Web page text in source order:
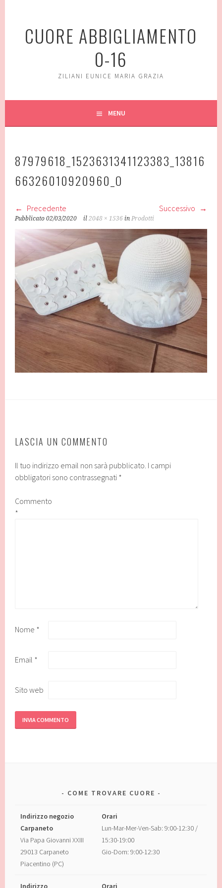
contenutoCUORE ABBIGLIAMENTO
0-16
ZILIANI EUNICE MARIA GRAZIA
MENU
87979618_1523631341123383_13816
66326010920960_O
Precedente Successivo
Pubblicato02/03/2020 il2048 × 1536 inProdotti
LASCIA UN COMMENTO
Il tuo indirizzo email non sarà pubblicato. I campi
obbligatori sono contrassegnati *
Commento
*
Nome *
Email *
Sito web
COME TROVARE CUORE
Indirizzo negozio
Carpaneto
Via Papa Giovanni XXIII
29013 Carpaneto
Piacentino (PC)
Orari
Lun-Mar-Mer-Ven-Sab: 9:00-12:30 /
15:30-19:00
Gio-Dom: 9:00-12:30
Indirizzo Orari